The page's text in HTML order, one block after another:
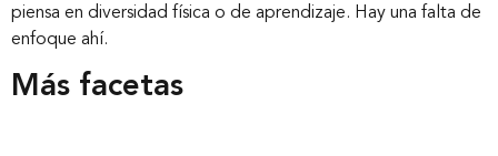
piensa en diversidad física o de aprendizaje. Hay una falta de
enfoque ahí.
Más facetas